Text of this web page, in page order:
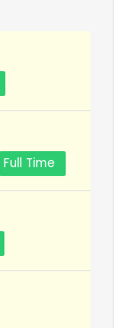
Full Time